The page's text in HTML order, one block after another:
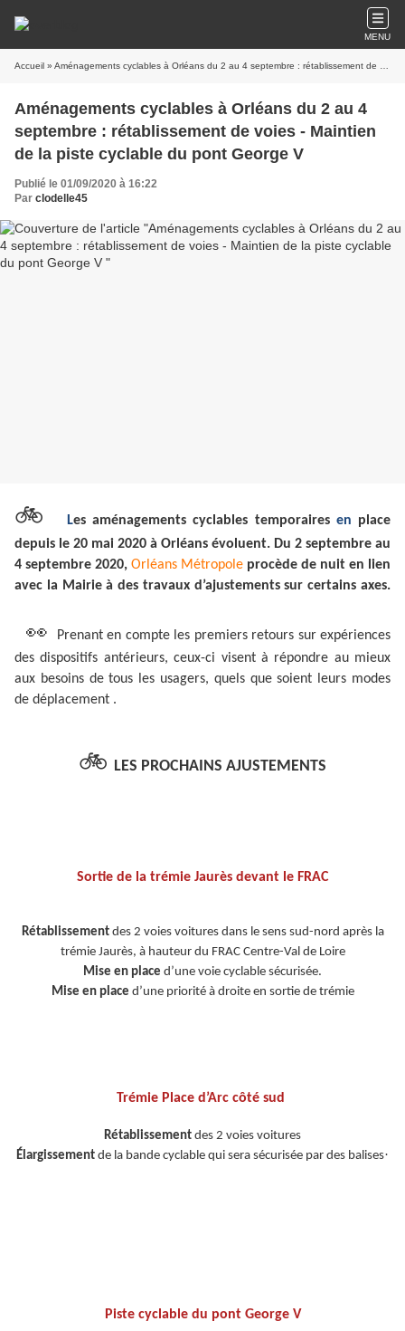
MENU
Accueil » Aménagements cyclables à Orléans du 2 au 4 septembre : rétablissement de voies - Maintien de la piste cyclable du pont George V
Aménagements cyclables à Orléans du 2 au 4
septembre : rétablissement de voies - Maintien
de la piste cyclable du pont George V
Publié le 01/09/2020 à 16:22
Par clodelle45
🚲 Les aménagements cyclables temporaires en place
depuis le 20 mai 2020 à Orléans évoluent. Du 2 septembre au
4 septembre 2020, Orléans Métropol e procède de nuit en lien
avec la Mairie à des travaux d’ajustements sur certains axes.
👀
Prenant en compte les premiers retours sur expériences
des dispositifs antérieurs, ceux-ci visent à répondre au mieux
aux besoins de tous les usagers, quels que soient leurs modes
de déplacement .
🚲 LES PROCHAINS AJUSTEMENTS
Sortie de la trémie Jaurès devant le FRAC
Rétablissementdes 2 voies voitures dans le sens sud-nord après la
trémie Jaurès, à hauteur du FRAC Centre-Val de Loire
Mise en place d’une voie cyclable sécurisée.
Mise en place d’une priorité à droite en sortie de trémie
Trémie Place d’Arc côté sud
Rétablissement des 2 voies voitures
Élargissement de la bande cyclable qui sera sécurisée par des balises·
Piste cyclable du pont George V